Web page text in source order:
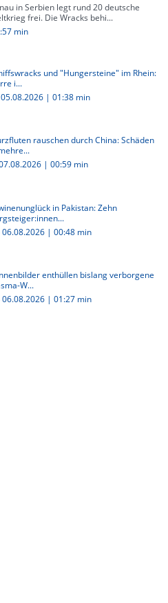
in Serbien legt rund 20 deutsche
frei. Die Wracks behi...
min
und "Hungersteine" im Rhein:
i...
| 01:38 min
rauschen durch China: Schäden
| 00:59 min
in Pakistan: Zehn
06.08.2026 | 00:48 min
enthüllen bislang verborgene
W...
06.08.2026 | 01:27 min